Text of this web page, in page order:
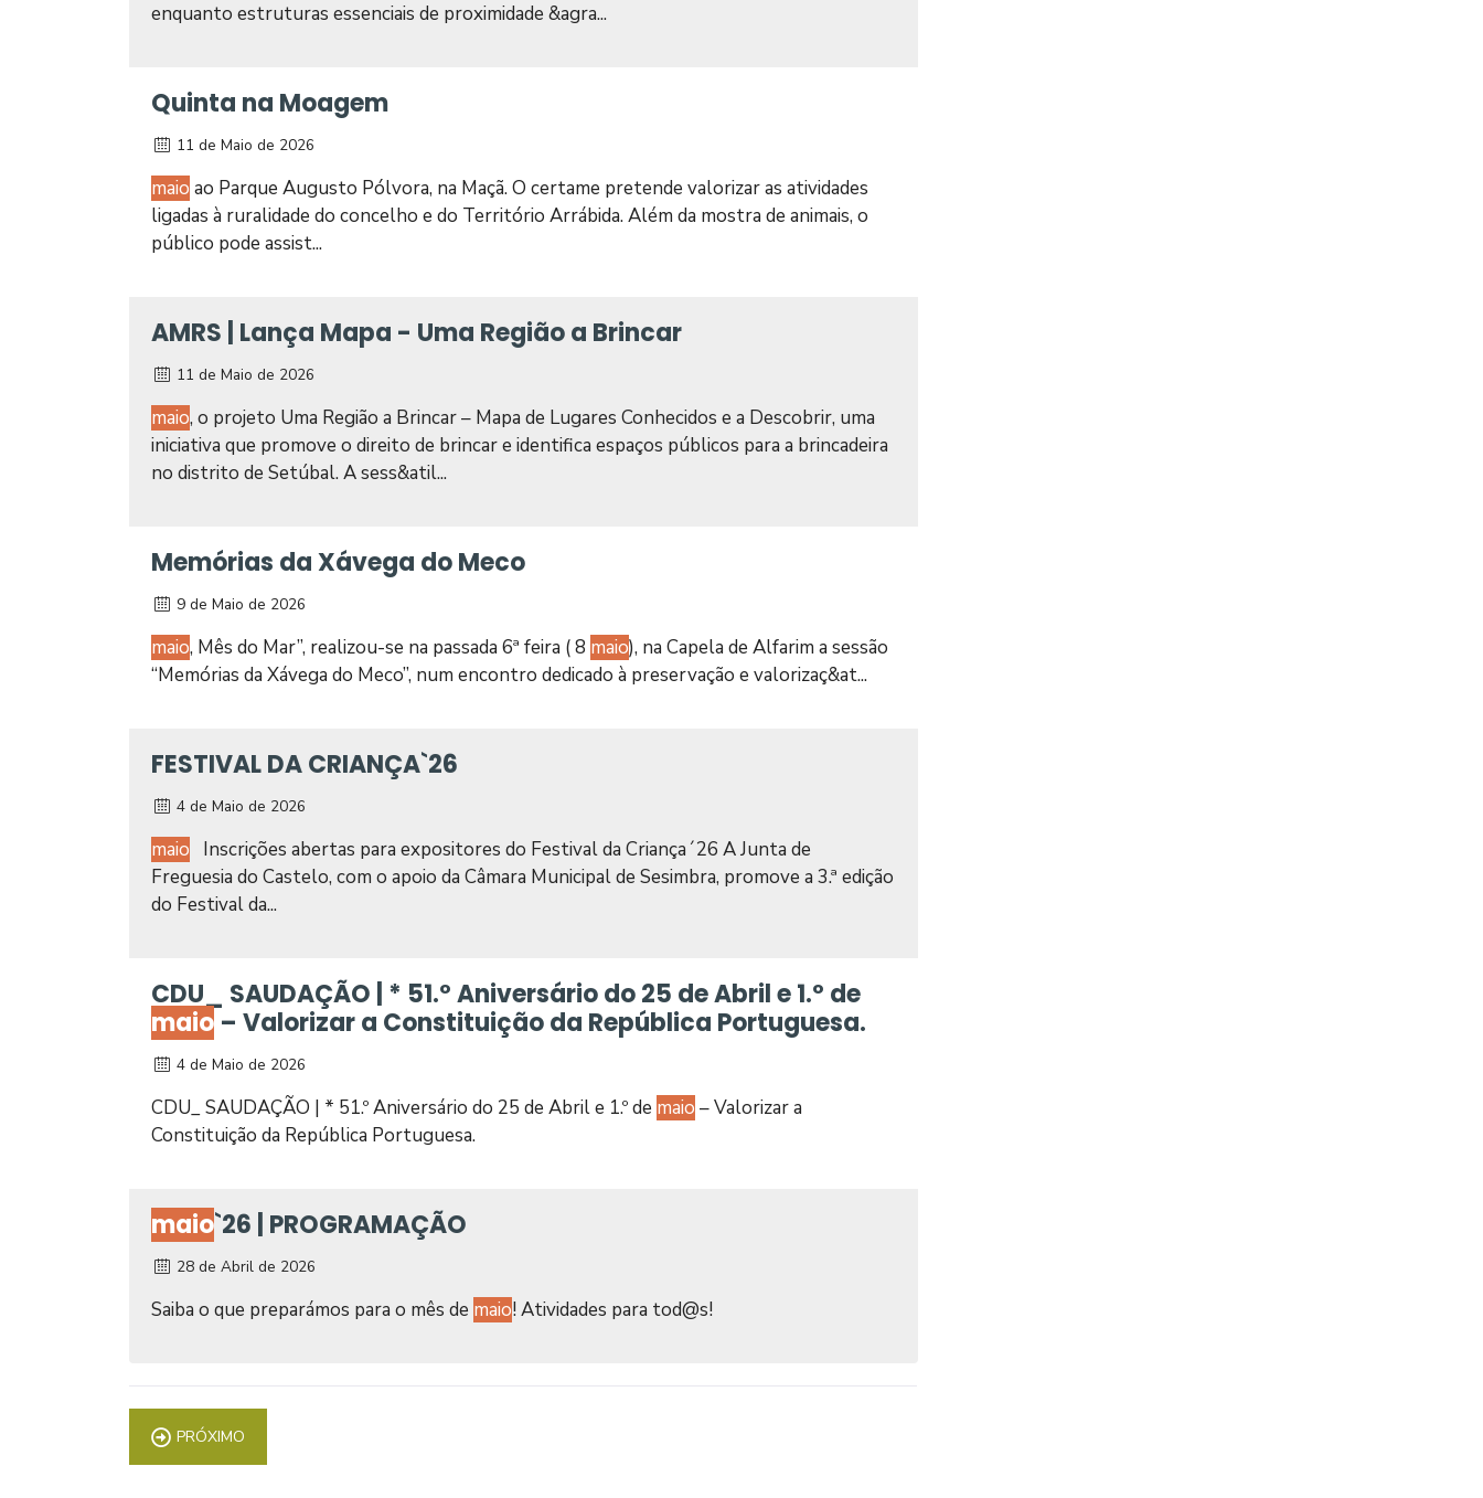
enquanto estruturas essenciais de proximidade &agra...
Quinta na Moagem
11 de Maio de 2026
maio ao Parque Augusto Pólvora, na Maçã. O certame pretende valorizar as atividades
ligadas à ruralidade do concelho e do Território Arrábida. Além da mostra de animais, o
público pode assist...
AMRS | Lança Mapa - Uma Região a Brincar
11 de Maio de 2026
maio, o projeto Uma Região a Brincar – Mapa de Lugares Conhecidos e a Descobrir, uma
iniciativa que promove o direito de brincar e identifica espaços públicos para a brincadeira
no distrito de Setúbal. A sess&atil...
Memórias da Xávega do Meco
9 de Maio de 2026
maio, Mês do Mar”, realizou-se na passada 6ª feira ( 8 maio), na Capela de Alfarim a sessão
“Memórias da Xávega do Meco”, num encontro dedicado à preservação e valorizaç&at...
FESTIVAL DA CRIANÇA`26
4 de Maio de 2026
maio Inscrições abertas para expositores do Festival da Criança´26 A Junta de
Freguesia do Castelo, com o apoio da Câmara Municipal de Sesimbra, promove a 3.ª edição
do Festival da...
CDU_ SAUDAÇÃO | * 51.º Aniversário do 25 de Abril e 1.º de
maio – Valorizar a Constituição da República Portuguesa.
4 de Maio de 2026
CDU_ SAUDAÇÃO | * 51.º Aniversário do 25 de Abril e 1.º de maio – Valorizar a
Constituição da República Portuguesa.
maio`26 | PROGRAMAÇÃO
28 de Abril de 2026
Saiba o que preparámos para o mês de maio! Atividades para tod@s!
PRÓXIMO